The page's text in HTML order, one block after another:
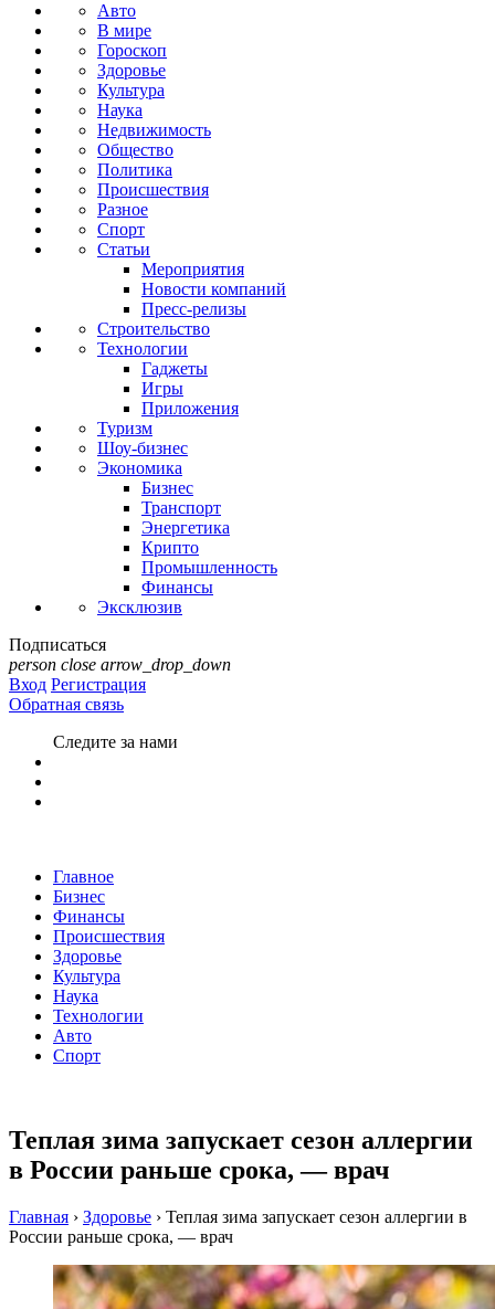
Авто
В мире
Гороскоп
Здоровье
Культура
Наука
Недвижимость
Общество
Политика
Происшествия
Разное
Спорт
Статьи
Мероприятия
Новости компаний
Пресс-релизы
Строительство
Технологии
Гаджеты
Игры
Приложения
Туризм
Шоу-бизнес
Экономика
Бизнес
Транспорт
Энергетика
Крипто
Промышленность
Финансы
Эксклюзив
Подписаться
person close arrow_drop_down
Вход Регистрация
Обратная связь
Следите за нами
Главное
Бизнес
Финансы
Происшествия
Здоровье
Культура
Наука
Технологии
Авто
Спорт
Теплая зима запускает сезон аллергии
в России раньше срока, — врач
Главная › Здоровье › Теплая зима запускает сезон аллергии в
России раньше срока, — врач